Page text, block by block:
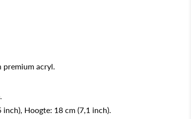
premium acryl.
inch), Hoogte: 18 cm (7,1 inch).